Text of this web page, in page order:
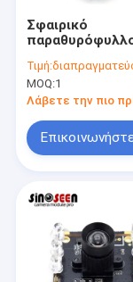
Προϊόντα
Βίντεο
Σφαιρικό
καμερών
USB IR AR0144
συνήθειας
Τιμή:
MOQ:1